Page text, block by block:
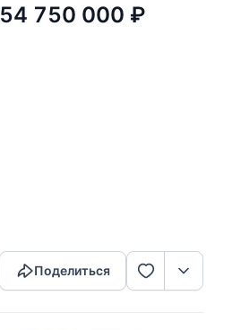
54 750 000 ₽
Поделиться